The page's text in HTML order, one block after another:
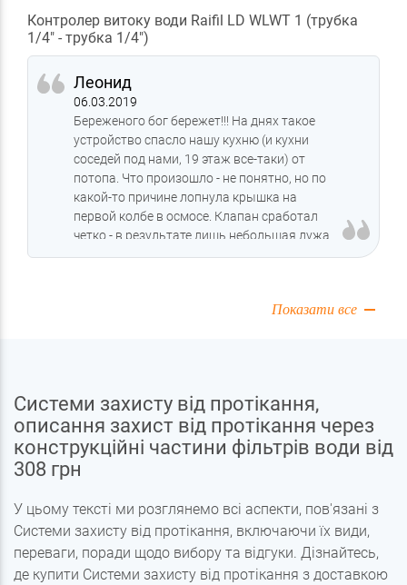
Контролер витоку води Raifil LD WLWT 1 (трубка
1/4" - трубка 1/4")
Леонид
06.03.2019
Береженого бог бережет!!! На днях такое
устройство спасло нашу кухню (и кухни
соседей под нами, 19 этаж все-таки) от
потопа. Что произошло - не понятно, но по
какой-то причине лопнула крышка на
первой колбе в осмосе. Клапан сработал
четко - в результате лишь небольшая лужа
всем, не так дорого стоит приспособаПоказати все
Системи захисту від протікання,
описання захист від протікання через
конструкційні частини фільтрів води від
308 грн
У цьому тексті ми розглянемо всі аспекти, пов'язані з
Системи захисту від протікання, включаючи їх види,
переваги, поради щодо вибору та відгуки. Дізнайтесь,
де купити Системи захисту від протікання з доставкою